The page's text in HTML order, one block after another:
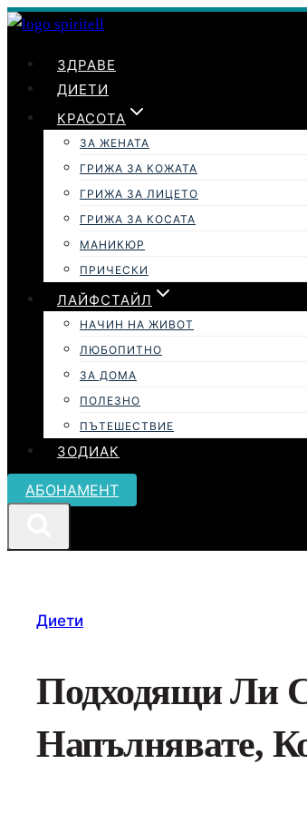
Към
ЗДРАВЕ
ДИЕТИ
КРАСОТА
ЗА ЖЕНАТА
ГРИЖА ЗА КОЖАТА
ГРИЖА ЗА ЛИЦЕТО
ГРИЖА ЗА КОСАТА
МАНИКЮР
ПРИЧЕСКИ
ЛАЙФСТАЙЛ
НАЧИН НА ЖИВОТ
ЛЮБОПИТНО
ЗА ДОМА
ПОЛЕЗНО
ПЪТЕШЕСТВИЕ
ЗОДИАК
АБОНАМЕНТ
Диети
Подходящи Ли
Напълнявате,